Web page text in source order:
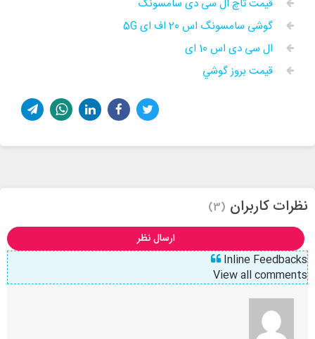
قیمت تاچ ال سی دی سامسونگ
گوشی سامسونگ اس 20 اف ای 5G
ال سی دی اس 10 ای
قيمت بروز گوشي
نظرات کاربران (3)
ارسال نظر
Inline Feedbacks
View all comments